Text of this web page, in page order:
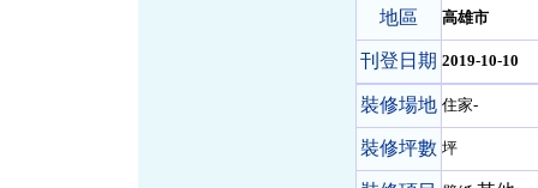
地區 高雄市
刊登日期 2019-10-10
裝修場地 住家-
裝修坪數 坪